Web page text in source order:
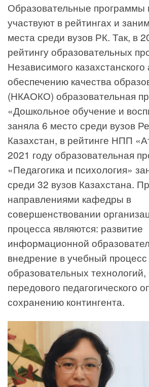
Образовательные программы
участвуют в рейтингах и
места среди вузов РК. Так, в
рейтингу образовательных
Независимого казахстанского
обеспечению качества
(НКАОКО) образовательная
«Дошкольное обучение и
заняла 6 место среди вузов
Казахстан, в рейтинге НПП
2021 году образовательная
«Педагогика и психология»
среди 32 вузов Казахстана.
направлениями кафедры в
совершенствовании
процесса являются: развитие
информационной
внедрение в учебный
образовательных
передового педагогического
сохранению контингента.